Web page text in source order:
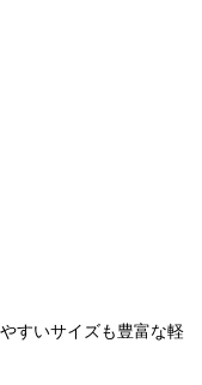
すいサイズも豊富な軽